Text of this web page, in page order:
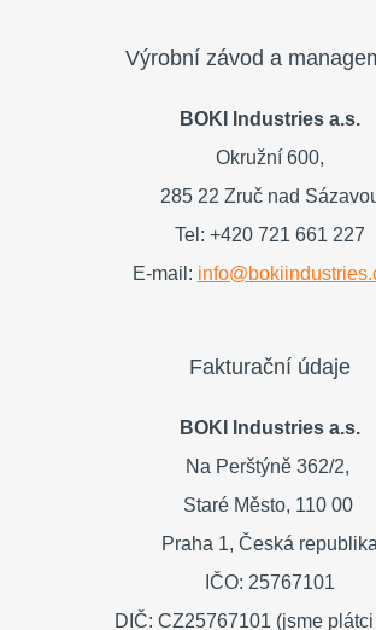
Výrobní závod a
BOKI Industries a.s.
Okružní 600,
285 22 Zruč nad
Tel: +420 721 661 227
E-mail:
Fakturační údaje
BOKI Industries a.s.
Na Perštýně 362/2,
Staré Město, 110 00
Praha 1, Česká republika
IČO: 25767101
DIČ: CZ25767101 (jsme